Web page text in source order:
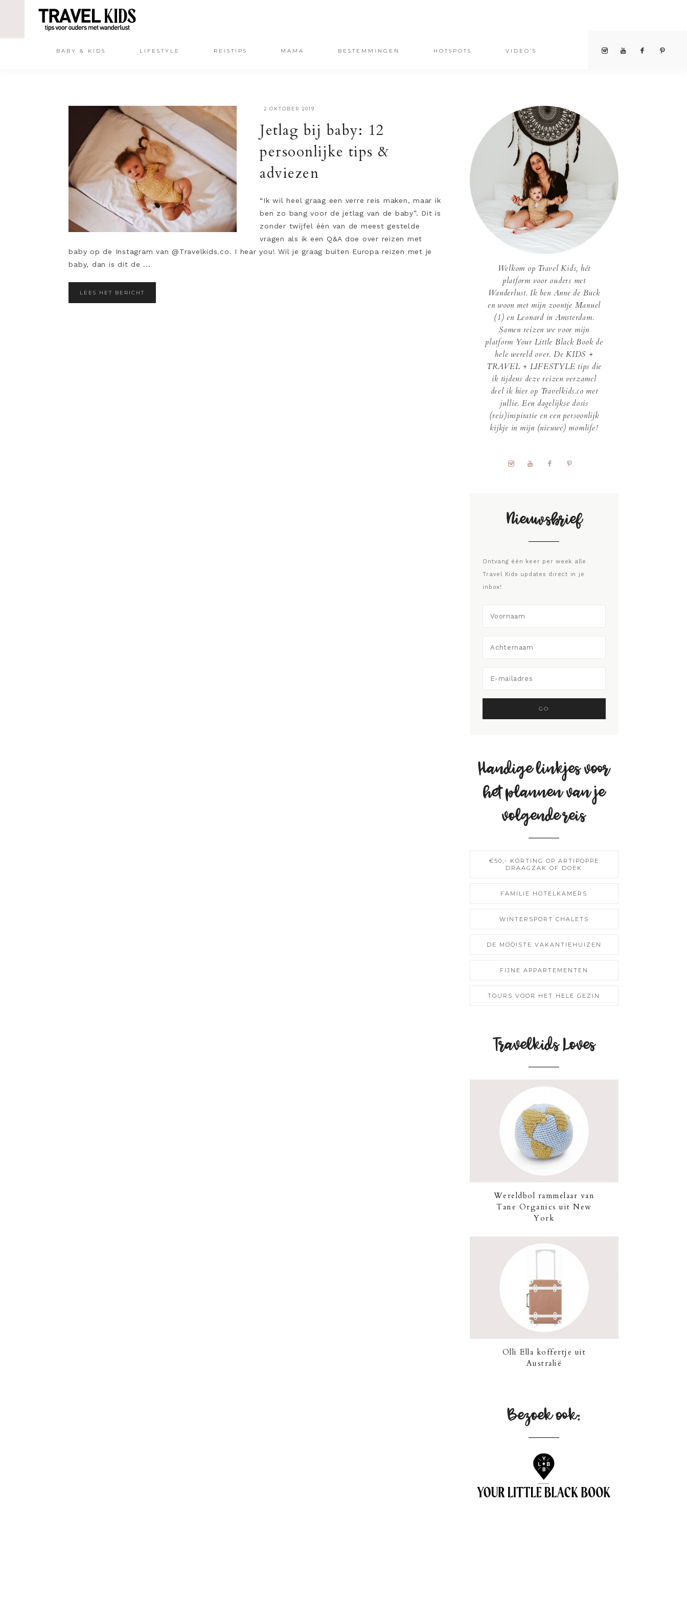
BABY & KIDS LIFESTYLE REISTIPS MAMA BESTEMMINGEN HOTSPOTS VIDEO’S
2 OKTOBER 2019
Jetlag bij baby: 12
persoonlijke tips &
adviezen
“Ik wil heel graag een verre reis maken, maar ik
ben zo bang voor de jetlag van de baby”. Dit is
zonder twijfel één van de meest gestelde
vragen als ik een Q&A doe over reizen met
baby op de Instagram van @Travelkids.co. I hear you! Wil je graag buiten Europa reizen met je
baby, dan is dit de ...
LEES HET BERICHT
Welkom op Travel Kids, hét
platform voor ouders met
Wanderlust. Ik ben Anne de Buck
en woon met mijn zoontje Manuel
(1) en Leonard in Amsterdam.
Samen reizen we voor mijn
platform Your Little Black Book de
hele wereld over. De KIDS +
TRAVEL + LIFESTYLE tips die
ik tijdens deze reizen verzamel
deel ik hier op Travelkids.co met
jullie. Een dagelijkse dosis
(reis)inspiratie en een persoonlijk
kijkje in mijn (nieuwe) momlife!
Nieuwsbrief
Ontvang één keer per week alle
Travel Kids updates direct in je
inbox!
Handige linkjes voor
het plannen van je
volgende reis
€50,- KORTING OP ARTIPOPPE
DRAAGZAK OF DOEK
FAMILIE HOTELKAMERS
WINTERSPORT CHALETS
DE MOOISTE VAKANTIEHUIZEN
FIJNE APPARTEMENTEN
TOURS VOOR HET HELE GEZIN
Travelkids Loves
Wereldbol rammelaar van
Tane Organics uit New
York
Olli Ella koffertje uit
Australië
Bezoek ook: